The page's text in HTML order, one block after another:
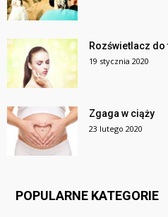
Rozświetlacz do
19 stycznia 2020
Zgaga w ciąży
23 lutego 2020
POPULARNE KATEGORIE